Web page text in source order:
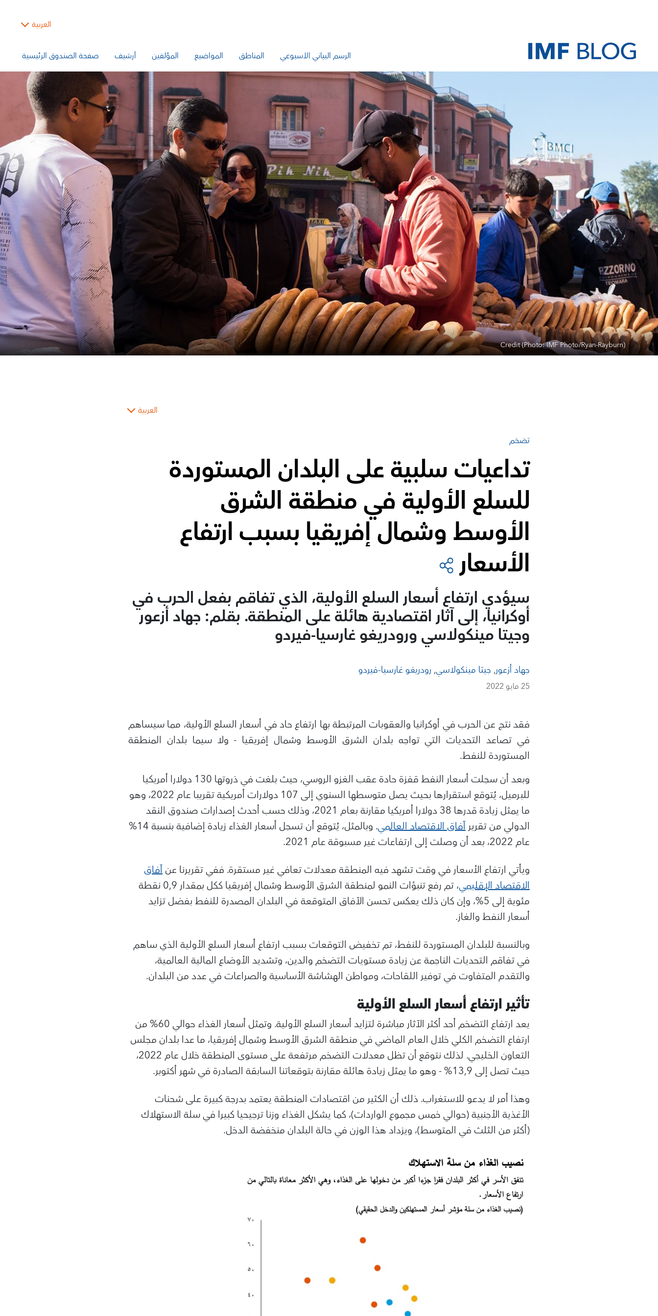
العربية
الرسم البياني الأسبوعي المناطق المواضيع المؤلفين أرشيف صفحة الصندوق الرئيسية
Credit (Photo: IMF Photo/Ryan-Rayburn)
العربية
تضخم
تداعيات سلبية على البلدان المستوردة
للسلع الأولية في منطقة الشرق
الأوسط وشمال إفريقيا بسبب ارتفاع
الأسعار
سيؤدي ارتفاع أسعار السلع الأولية، الذي تفاقم بفعل الحرب في
أوكرانيا، إلى آثار اقتصادية هائلة على المنطقة. بقلم: جهاد أزعور
وجيتا مينكولاسي ورودريغو غارسيا-فيردو
جهاد أزعور, جيتا مينكولاسي, رودريغو غارسيا-فيردو
25 مايو 2022
فقد نتج عن الحرب في أوكرانيا والعقوبات المرتبطة بها ارتفاع حاد في أسعار السلع الأولية، مما سيساهم
في تصاعد التحديات التي تواجه بلدان الشرق الأوسط وشمال إفريقيا - ولا سيما بلدان المنطقة
المستوردة للنفط.
وبعد أن سجلت أسعار النفط قفزة حادة عقب الغزو الروسي، حيث بلغت في ذروتها 130 دولارا أمريكيا
للبرميل، يُتوقع استقرارها بحيث يصل متوسطها السنوي إلى 107 دولارات أمريكية تقريبا عام 2022، وهو
ما يمثل زيادة قدرها 38 دولارا أمريكيا مقارنة بعام 2021، وذلك حسب أحدث إصدارات صندوق النقد
الدولي من تقريرآفاق الاقتصاد العالمي
. وبالمثل، يُتوقع أن تسجل أسعار الغذاء زيادة إضافية بنسبة 14%
عام 2022، بعد أن وصلت إلى ارتفاعات غير مسبوقة عام 2021.
ويأتي ارتفاع الأسعار في وقت تشهد فيه المنطقة معدلات تعافي غير مستقرة. ففي تقريرنا عنآفاق
الاقتصاد الإقليمي
، تم رفع تنبؤات النمو لمنطقة الشرق الأوسط وشمال إفريقيا ككل بمقدار 0,9 نقطة
مئوية إلى 5%، وإن كان ذلك يعكس تحسن الآفاق المتوقعة في البلدان المصدرة للنفط بفضل تزايد
أسعار النفط والغاز.
وبالنسبة للبلدان المستوردة للنفط، تم تخفيض التوقعات بسبب ارتفاع أسعار السلع الأولية الذي ساهم
في تفاقم التحديات الناجمة عن زيادة مستويات التضخم والدين، وتشديد الأوضاع المالية العالمية،
والتقدم المتفاوت في توفير اللقاحات، ومواطن الهشاشة الأساسية والصراعات في عدد من البلدان.
تأثير ارتفاع أسعار السلع الأولية
يعد ارتفاع التضخم أحد أكثر الآثار مباشرة لتزايد أسعار السلع الأولية. وتمثل أسعار الغذاء حوالي 60% من
ارتفاع التضخم الكلي خلال العام الماضي في منطقة الشرق الأوسط وشمال إفريقيا، ما عدا بلدان مجلس
التعاون الخليجي. لذلك نتوقع أن تظل معدلات التضخم مرتفعة على مستوى المنطقة خلال عام 2022،
حيث تصل إلى 13,9% - وهو ما يمثل زيادة هائلة مقارنة بتوقعاتنا السابقة الصادرة في شهر أكتوبر.
وهذا أمر لا يدعو للاستغراب. ذلك أن الكثير من اقتصادات المنطقة يعتمد بدرجة كبيرة على شحنات
الأغذية الأجنبية (حوالي خمس مجموع الواردات)، كما يشكل الغذاء وزنا ترجيحيا كبيرا في سلة الاستهلاك
(أكثر من الثلث في المتوسط)، ويزداد هذا الوزن في حالة البلدان منخفضة الدخل.